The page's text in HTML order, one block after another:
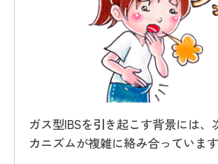
ガス型IBSを引き起こす背景には、
カニズムが複雑に絡み合っています